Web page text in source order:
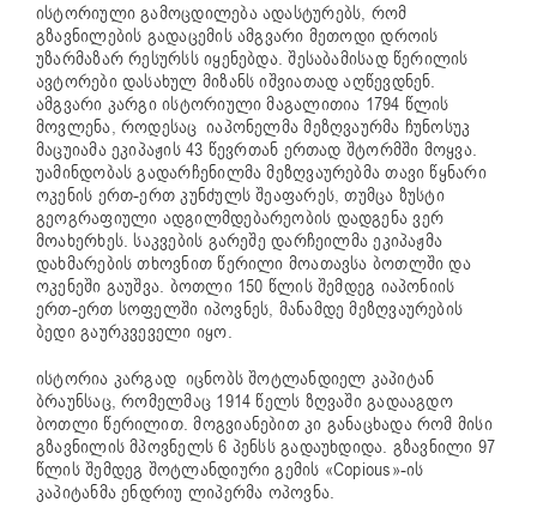
ისტორიული გამოცდილება ადასტურებს, რომ
გზავნილების გადაცემის ამგვარი მეთოდი დროის
უზარმაზარ რესურსს იყენებდა. შესაბამისად წერილის
ავტორები დასახულ მიზანს იშვიათად აღწევდნენ.
ამგვარი კარგი ისტორიული მაგალითია 1794 წლის
მოვლენა, როდესაც იაპონელმა მეზღვაურმა ჩუნოსუკ
მაცუიამა ეკიპაჟის 43 წევრთან ერთად შტორმში მოყვა.
უამინდობას გადარჩენილმა მეზღვაურებმა თავი წყნარი
ოკენის ერთ-ერთ კუნძულს შეაფარეს, თუმცა ზუსტი
გეოგრაფიული ადგილმდებარეობის დადგენა ვერ
მოახერხეს. საკვების გარეშე დარჩეილმა ეკიპაჟმა
დახმარების თხოვნით წერილი მოათავსა ბოთლში და
ოკენეში გაუშვა. ბოთლი 150 წლის შემდეგ იაპონიის
ერთ-ერთ სოფელში იპოვნეს, მანამდე მეზღვაურების
ბედი გაურკვეველი იყო.
ისტორია კარგად იცნობს შოტლანდიელ კაპიტან
ბრაუნსაც, რომელმაც 1914 წელს ზღვაში გადააგდო
ბოთლი წერილით. მოგვიანებით კი განაცხადა რომ მისი
გზავნილის მპოვნელს 6 პენსს გადაუხდიდა. გზავნილი 97
წლის შემდეგ შოტლანდიური გემის «Copious»-ის
კაპიტანმა ენდრიუ ლიპერმა ოპოვნა.